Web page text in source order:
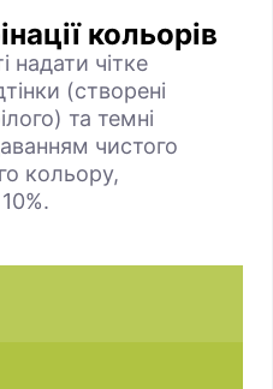
кольорів
надати чітке
(створені
та темні
чистого
кольору,